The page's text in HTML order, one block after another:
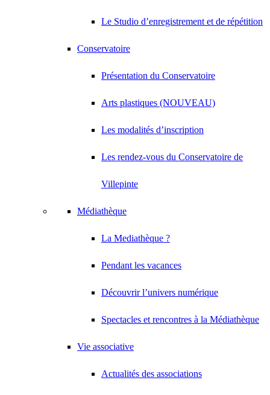
Le Studio d’enregistrement et de répétition
Conservatoire
Présentation du Conservatoire
Arts plastiques (NOUVEAU)
Les modalités d’inscription
Les rendez-vous du Conservatoire de
Villepinte
Médiathèque
La Mediathèque ?
Pendant les vacances
Découvrir l’univers numérique
Spectacles et rencontres à la Médiathèque
Vie associative
Actualités des associations